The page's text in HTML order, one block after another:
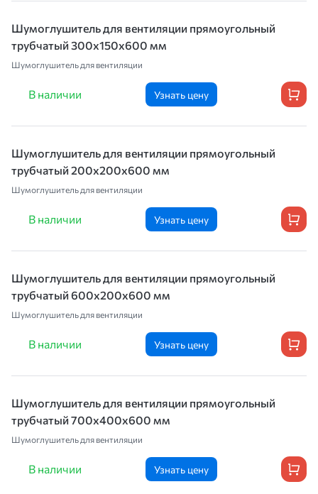
Шумоглушитель для вентиляции прямоугольный
трубчатый 300х150х600 мм
Шумоглушитель для вентиляции
В наличии Узнать цену
Шумоглушитель для вентиляции прямоугольный
трубчатый 200х200х600 мм
Шумоглушитель для вентиляции
В наличии Узнать цену
Шумоглушитель для вентиляции прямоугольный
трубчатый 600х200х600 мм
Шумоглушитель для вентиляции
В наличии Узнать цену
Шумоглушитель для вентиляции прямоугольный
трубчатый 700х400х600 мм
Шумоглушитель для вентиляции
В наличии Узнать цену